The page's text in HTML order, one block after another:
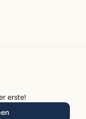
erste!